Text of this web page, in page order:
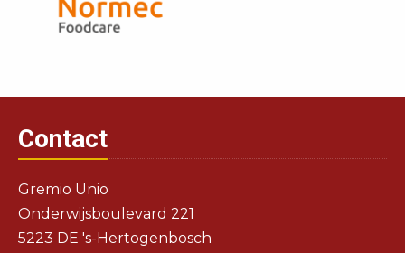
Contact
Gremio Unio
Onderwijsboulevard 221
5223 DE 's-Hertogenbosch